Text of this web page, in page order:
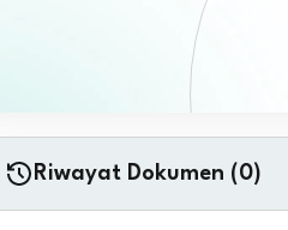
JDIH
Riwayat Dokumen (0)